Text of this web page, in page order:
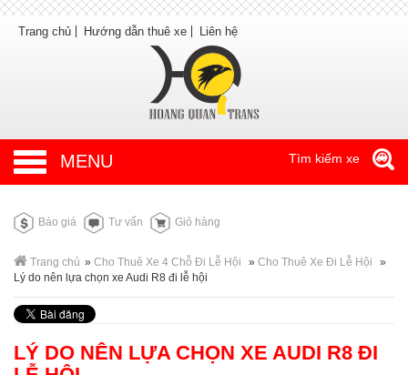
Trang chủ Hướng dẫn thuê xe Liên hệ
MENU Tìm kiếm xe
Báo giá Tư vấn Giỏ hàng
Trang chủ » Cho Thuê Xe 4 Chỗ Đi Lễ Hội » Cho Thuê Xe Đi Lễ Hội
»
Lý do nên lựa chọn xe Audi R8 đi lễ hội
LÝ DO NÊN LỰA CHỌN XE AUDI R8 ĐI